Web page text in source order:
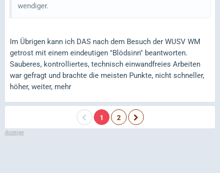
wendiger.
Im Übrigen kann ich DAS nach dem Besuch der WUSV WM
getrost mit einem eindeutigen "Blödsinn" beantworten.
Sauberes, kontrolliertes, technisch einwandfreies Arbeiten
war gefragt und brachte die meisten Punkte, nicht schneller,
höher, weiter, mehr
1 2